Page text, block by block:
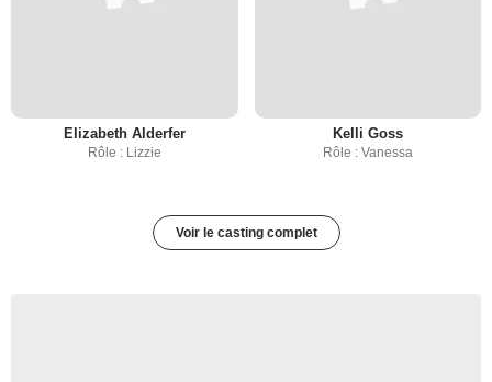
Elizabeth Alderfer
Rôle : Lizzie
Kelli Goss
Rôle : Vanessa
Voir le casting complet